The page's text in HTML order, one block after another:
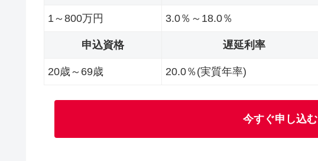
1～800万円 3.0％～18.0％
申込資格 遅延利率
20歳～69歳 20.0％(実質年率)
今すぐ申し込む